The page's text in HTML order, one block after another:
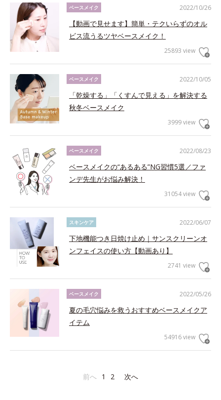
2022/10/26
ベースメイク
【動画で見せます】簡単・テクいらずのオル
ビス流うるツヤベースメイク！
25893 view
2022/10/05
ベースメイク
「乾燥する」「くすんで見える」を解決する
秋冬ベースメイク
3999 view
2022/08/23
ベースメイク
ベースメイクの“あるある”NG習慣5選／ファ
ンデ先生がお悩み解決！
31054 view
2022/06/07
スキンケア
下地機能つき日焼け止め｜サンスクリーンオ
ンフェイスの使い方【動画あり】
2741 view
2022/05/26
ベースメイク
夏の毛穴悩みを救うおすすめベースメイクア
イテム
54916 view
前へ 1 2 次へ